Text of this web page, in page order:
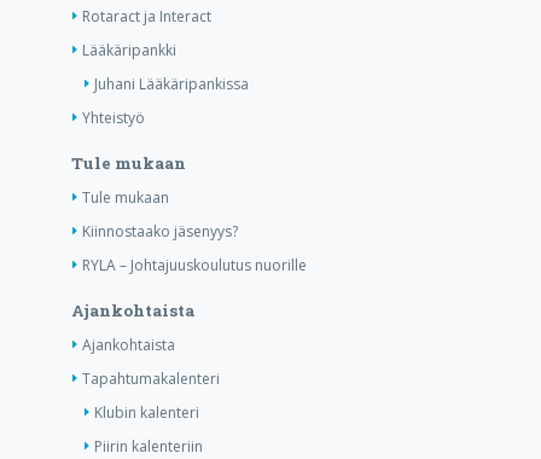
Rotaract ja Interact
Lääkäripankki
Juhani Lääkäripankissa
Yhteistyö
Tule mukaan
Tule mukaan
Kiinnostaako jäsenyys?
RYLA – Johtajuuskoulutus nuorille
Ajankohtaista
Ajankohtaista
Tapahtumakalenteri
Klubin kalenteri
Piirin kalenteriin